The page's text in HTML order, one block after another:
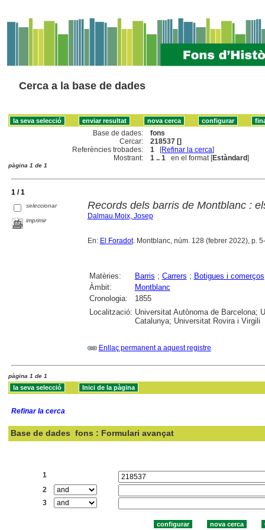
Cerca a la base de dades
Base de dades:
fons
Cercar:
218537 []
Referències trobades:
1 [Refinar la cerca]
Mostrant:
1 .. 1 en el format [Estàndard]
pàgina 1 de 1
1 / 1
seleccionar
imprimir
Records dels barris de Montblanc :
Dalmau Moix, Josep
En: El Foradot. Montblanc, núm. 128 (febrer 2022), p.
Matèries: Barris ; Carrers ; Botigues i comerços
Àmbit:
Montblanc
Cronologia:
1855
Localització: Universitat Autònoma de Barcelona;
Catalunya; Universitat Rovira i Virgili
Enllaç permanent a aquest registre
pàgina 1 de 1
Refinar la cerca
Base de dades fons : Formulari avançat
1
2
3